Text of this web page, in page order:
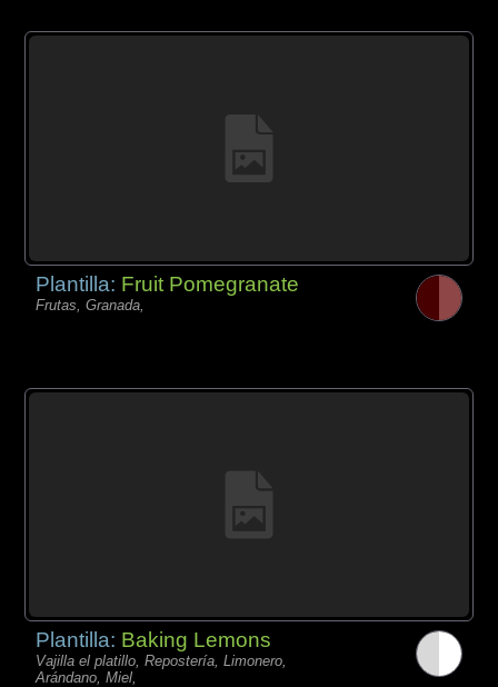
Plantilla: Fruit Pomegranate
Frutas, Granada,
Plantilla: Baking Lemons
Vajilla el platillo, Repostería, Limonero,
Arándano, Miel,